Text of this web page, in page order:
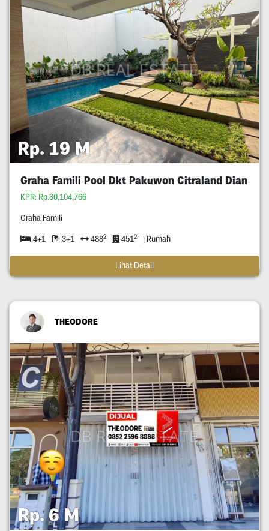
Rp. 19 M
Graha Famili Pool Dkt Pakuwon Citraland Dian
KPR: Rp.80,104,766
Graha Famili
4+1 3+1 4882 4512 | Rumah
Lihat Detail
THEODORE
Rp. 6 M